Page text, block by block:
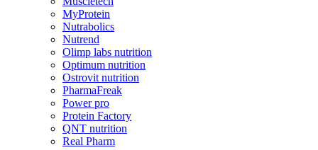
MyProtein
Nutrabolics
Nutrend
Olimp labs nutrition
Optimum nutrition
Ostrovit nutrition
PharmaFreak
Power pro
Protein Factory
QNT nutrition
Real Pharm